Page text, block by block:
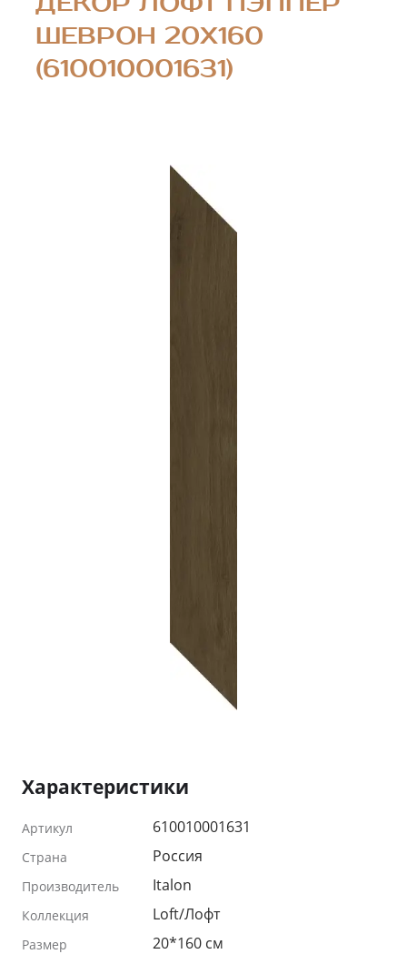
ШЕВРОН 20X160
(610010001631)
Характеристики
Артикул 610010001631
Страна Россия
Производитель Italon
Коллекция Loft/Лофт
Размер 20*160 см